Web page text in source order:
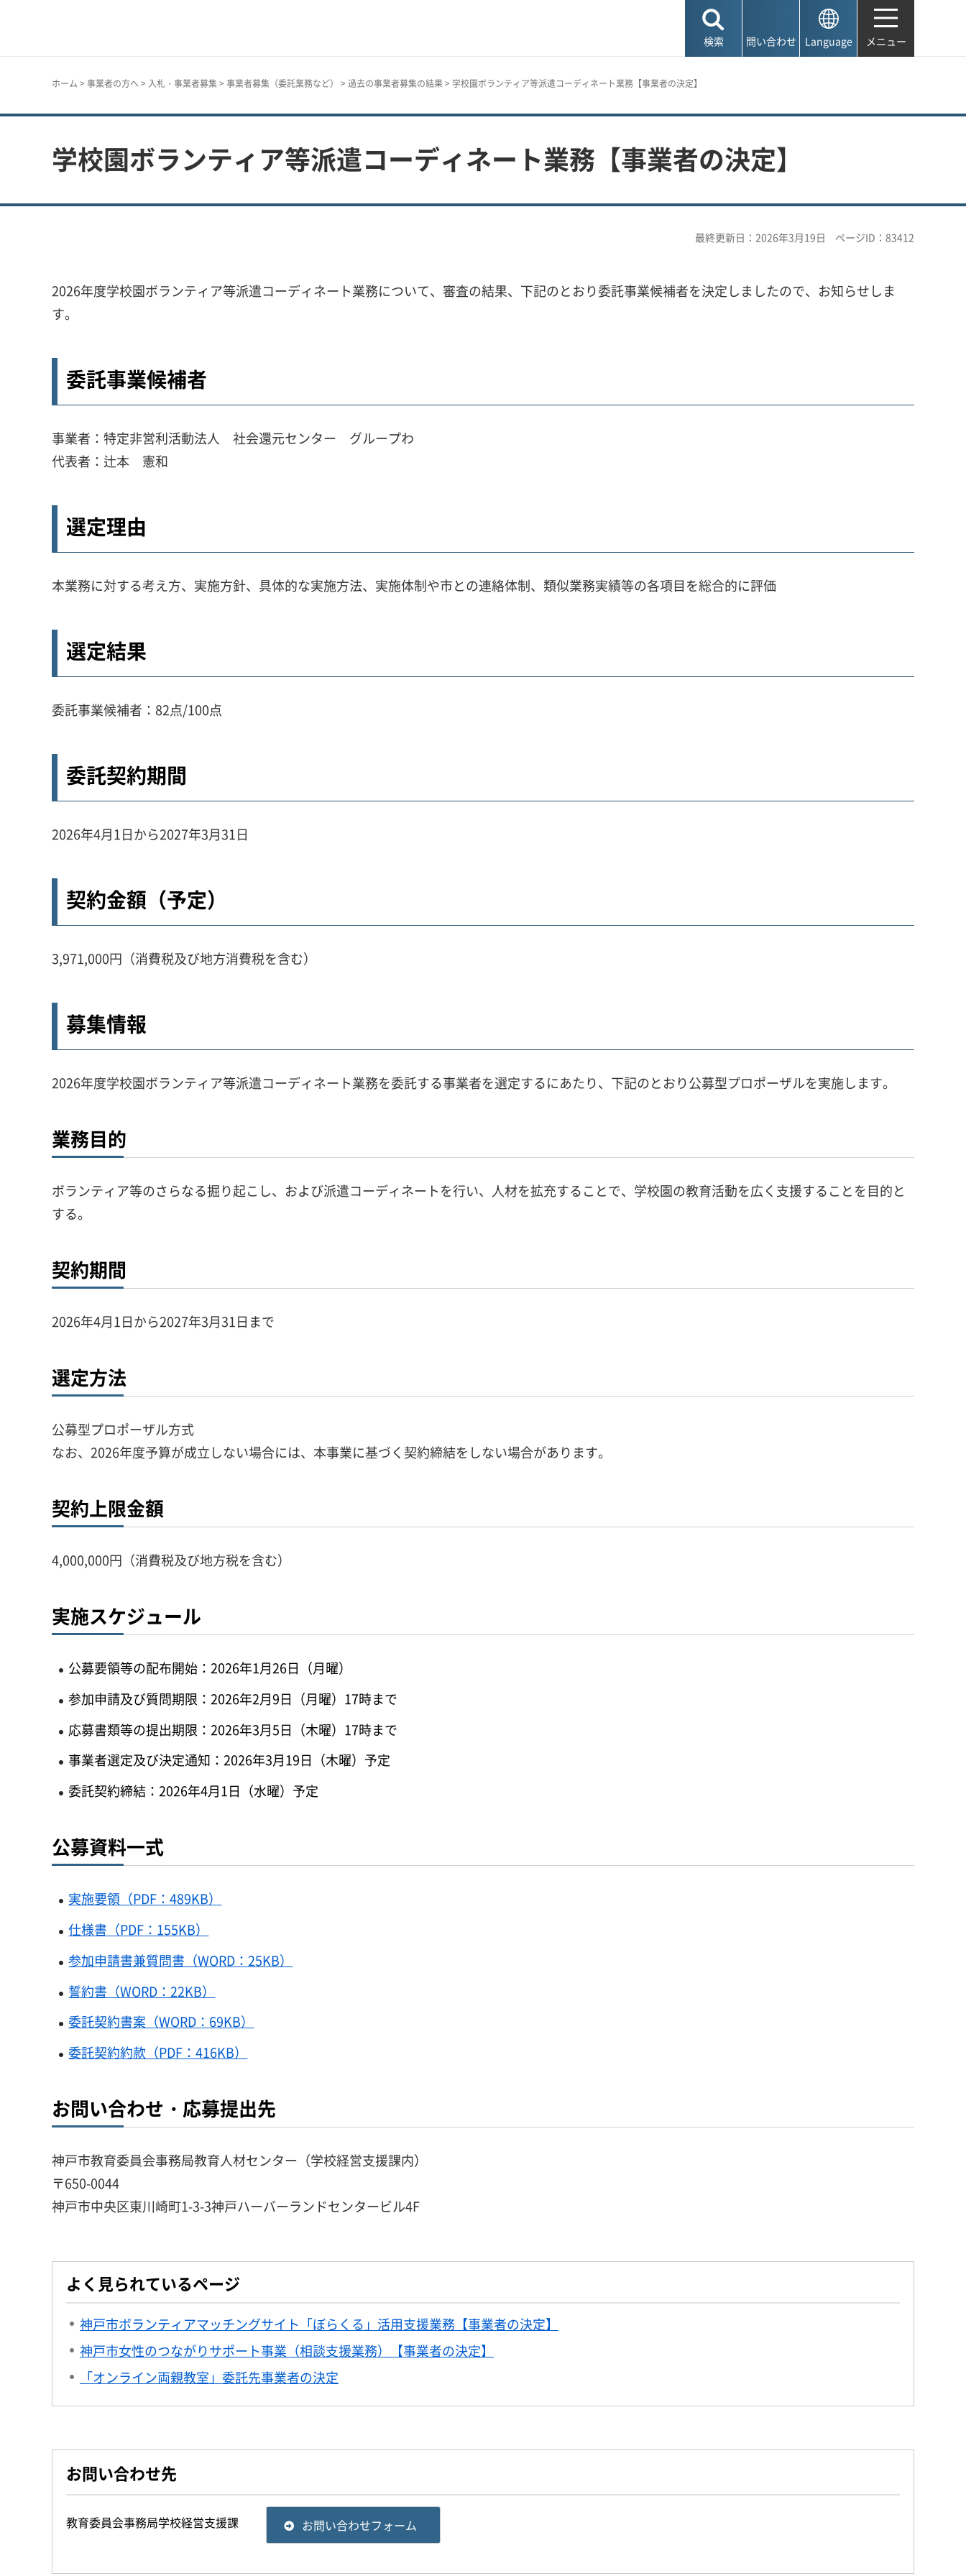
検索 問い合わせ Language メニュー
ホーム > 事業者の方へ > 入札・事業者募集> 事業者募集（委託業務など） > 過去の事業者募集の結果> 学校園ボランティア等派遣コーディネート業務【事業者の決定】
学校園ボランティア等派遣コーディネート業務【事業者の決定】
最終更新日：2026年3月19日 ページID：83412
2026年度学校園ボランティア等派遣コーディネート業務について、審査の結果、下記のとおり委託事業候補者を決定しましたので、お知らせしま
す。
委託事業候補者
事業者：特定非営利活動法人 社会還元センター グループわ
代表者：辻本 憲和
選定理由
本業務に対する考え方、実施方針、具体的な実施方法、実施体制や市との連絡体制、類似業務実績等の各項目を総合的に評価
選定結果
委託事業候補者：82点/100点
委託契約期間
2026年4月1日から2027年3月31日
契約金額（予定）
3,971,000円（消費税及び地方消費税を含む）
募集情報
2026年度学校園ボランティア等派遣コーディネート業務を委託する事業者を選定するにあたり、下記のとおり公募型プロポーザルを実施します。
業務目的
ボランティア等のさらなる掘り起こし、および派遣コーディネートを行い、人材を拡充することで、学校園の教育活動を広く支援することを目的と
する。
契約期間
2026年4月1日から2027年3月31日まで
選定方法
公募型プロポーザル方式
なお、2026年度予算が成立しない場合には、本事業に基づく契約締結をしない場合があります。
契約上限金額
4,000,000円（消費税及び地方税を含む）
実施スケジュール
公募要領等の配布開始：2026年1月26日（月曜）
参加申請及び質問期限：2026年2月9日（月曜）17時まで
応募書類等の提出期限：2026年3月5日（木曜）17時まで
事業者選定及び決定通知：2026年3月19日（木曜）予定
委託契約締結：2026年4月1日（水曜）予定
公募資料一式
実施要領（PDF：489KB）
仕様書（PDF：155KB）
参加申請書兼質問書（WORD：25KB）
誓約書（WORD：22KB）
委託契約書案（WORD：69KB）
委託契約約款（PDF：416KB）
お問い合わせ・応募提出先
神戸市教育委員会事務局教育人材センター（学校経営支援課内）
〒650-0044
神戸市中央区東川崎町1-3-3神戸ハーバーランドセンタービル4F
よく見られているページ
神戸市ボランティアマッチングサイト「ぼらくる」活用支援業務【事業者の決定】
神戸市女性のつながりサポート事業（相談支援業務）【事業者の決定】
「オンライン両親教室」委託先事業者の決定
お問い合わせ先
教育委員会事務局学校経営支援課 お問い合わせフォーム